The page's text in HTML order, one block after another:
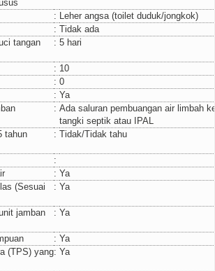
: Leher angsa (toilet duduk/jongkok)
: Tidak ada
tangan
: 5 hari
: 10
: 0
: Ya
: Ada saluran pembuangan air limbah ke
tangki septik atau IPAL
tahun
: Tidak/Tidak tahu
:
: Ya
(Sesuai
: Ya
jamban
: Ya
: Ya
(TPS) yang: Ya